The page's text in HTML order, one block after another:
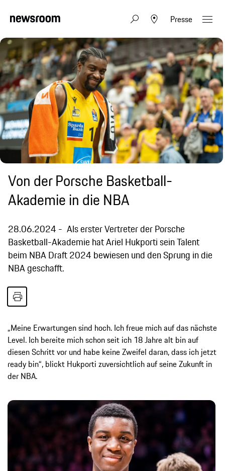
Presse
Von der Porsche Basketball-
Akademie in die NBA
28.06.2024
Als erster Vertreter der Porsche
Basketball-Akademie hat Ariel Hukporti sein Talent
beim NBA Draft 2024 bewiesen und den Sprung in die
NBA geschafft.
„Meine Erwartungen sind hoch. Ich freue mich auf das nächste
Level. Ich bereite mich schon seit ich 18 Jahre alt bin auf
diesen Schritt vor und habe keine Zweifel daran, dass ich jetzt
ready bin“, blickt Hukporti zuversichtlich auf seine Zukunft in
der NBA.